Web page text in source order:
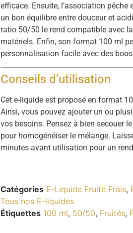
efficace. Ensuite, l’association
un bon équilibre entre douceur et
ratio 50/50 le rend compatible avec
matériels. Enfin, son format 100 ml
personnalisation facile avec des
Conseils d’utilisation
Cet e-liquide est proposé en format
Ainsi, vous pouvez ajouter un ou
vos besoins. Pensez à bien secouer
pour homogénéiser le mélange.
minutes avant utilisation pour un
Catégories E-Liquide Fruité Frais,
Tous nos E-liquides
Étiquettes 100 ml, 50/50, Fruités,